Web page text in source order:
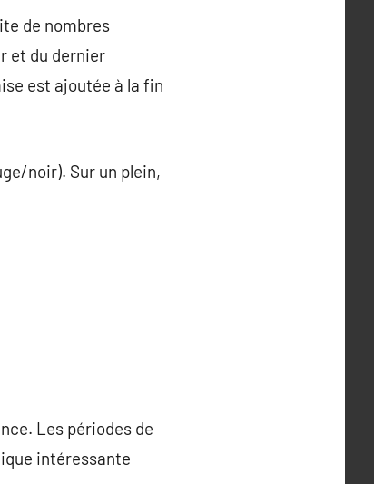
de nombres
et du dernier
est ajoutée à la fin
noir). Sur un plein,
Les périodes de
intéressante